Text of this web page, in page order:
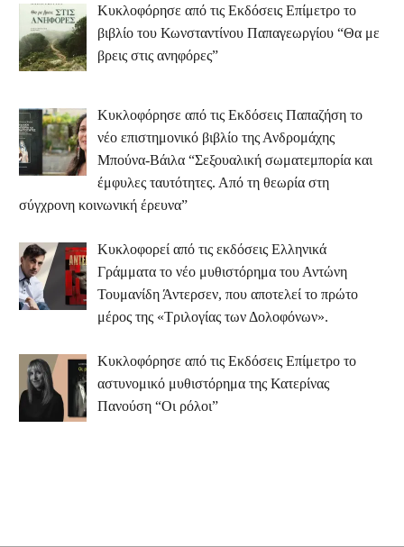
Κυκλοφόρησε από τις Εκδόσεις Επίμετρο το
βιβλίο του Κωνσταντίνου Παπαγεωργίου “Θα με
βρεις στις ανηφόρες”
Κυκλοφόρησε από τις Εκδόσεις Παπαζήση το
νέο επιστημονικό βιβλίο της Ανδρομάχης
Μπούνα-Βάιλα “Σεξουαλική σωματεμπορία και
έμφυλες ταυτότητες. Από τη θεωρία στη
σύγχρονη κοινωνική έρευνα”
Κυκλοφορεί από τις εκδόσεις Ελληνικά
Γράμματα το νέο μυθιστόρημα του Αντώνη
Τουμανίδη Άντερσεν, που αποτελεί το πρώτο
μέρος της «Τριλογίας των Δολοφόνων».
Κυκλοφόρησε από τις Εκδόσεις Επίμετρο το
αστυνομικό μυθιστόρημα της Κατερίνας
Πανούση “Οι ρόλοι”